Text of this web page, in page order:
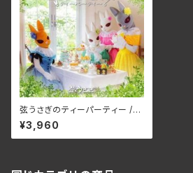
弦うさぎのティーパーティー /
弦うさぎ
¥3,960